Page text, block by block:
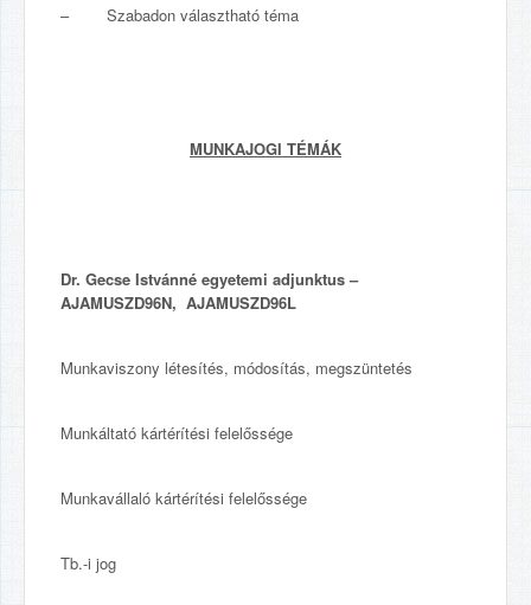
– Szabadon választható téma
MUNKAJOGI TÉMÁK
Dr. Gecse Istvánné egyetemi adjunktus –
AJAMUSZD96N, AJAMUSZD96L
Munkaviszony létesítés, módosítás, megszüntetés
Munkáltató kártérítési felelőssége
Munkavállaló kártérítési felelőssége
Tb.-i jog